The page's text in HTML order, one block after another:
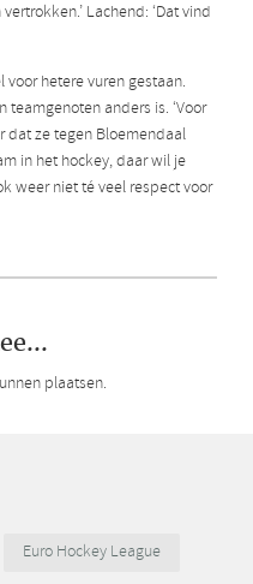
Lachend: ‘Dat vind
voor hetere vuren gestaan.
anders is. ‘Voor
dat ze tegen Bloemendaal
in het hockey, daar wil je
weer niet té veel respect voor
plaatsen.
Euro Hockey League